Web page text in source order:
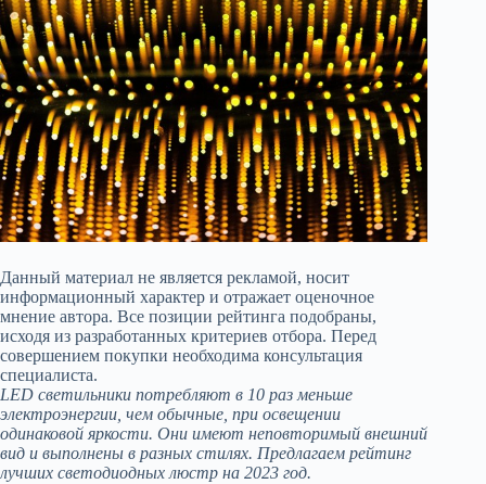
Данный материал не является рекламой, носит
информационный характер и отражает оценочное
мнение автора. Все позиции рейтинга подобраны,
исходя из разработанных критериев отбора. Перед
совершением покупки необходима консультация
специалиста.
LED светильники потребляют в 10 раз меньше
электроэнергии, чем обычные, при освещении
одинаковой яркости. Они имеют неповторимый внешний
вид и выполнены в разных стилях. Предлагаем рейтинг
лучших светодиодных люстр на 2023 год.